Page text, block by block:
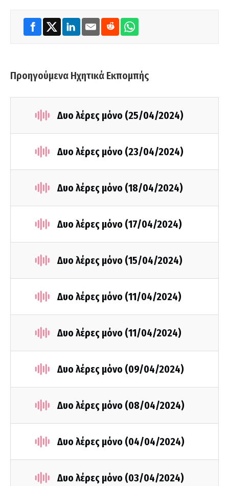
Προηγούμενα Ηχητικά Εκπομπής
Δυο λέρες μόνο (25/04/2024)
Δυο λέρες μόνο (23/04/2024)
Δυο λέρες μόνο (18/04/2024)
Δυο λέρες μόνο (17/04/2024)
Δυο λέρες μόνο (15/04/2024)
Δυο λέρες μόνο (11/04/2024)
Δυο λέρες μόνο (11/04/2024)
Δυο λέρες μόνο (09/04/2024)
Δυο λέρες μόνο (08/04/2024)
Δυο λέρες μόνο (04/04/2024)
Δυο λέρες μόνο (03/04/2024)